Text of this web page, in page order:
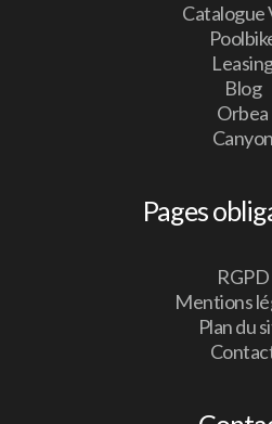
Catalogue
Blog
Orbea
Canyon
Pages
RGPD
Mentions
Plan du